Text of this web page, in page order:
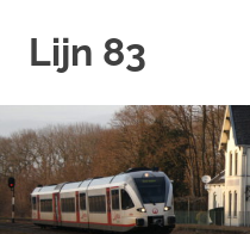
naar
inhoud
Lijn 83